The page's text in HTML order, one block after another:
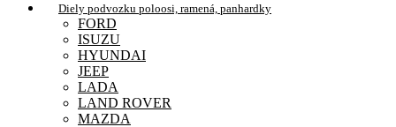
Diely podvozku poloosi, ramená, panhardky
FORD
ISUZU
HYUNDAI
JEEP
LADA
LAND ROVER
MAZDA